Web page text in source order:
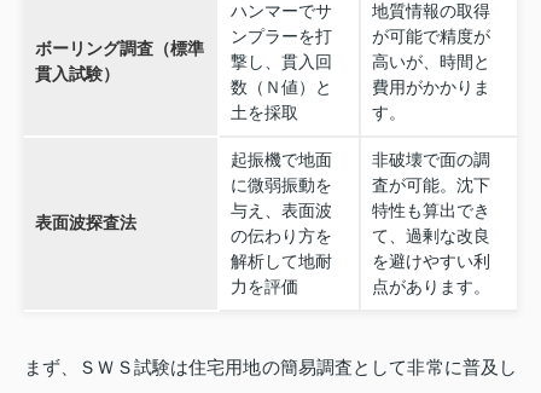
ボーリング調査（標準
貫入試験）
ハンマーでサ
ンプラーを打
撃し、貫入回
数（Ｎ値）と
土を採取
地質情報の取得
が可能で精度が
高いが、時間と
費用がかかりま
す。
表面波探査法
起振機で地面
に微弱振動を
与え、表面波
の伝わり方を
解析して地耐
力を評価
非破壊で面の調
査が可能。沈下
特性も算出でき
て、過剰な改良
を避けやすい利
点があります。
まず、ＳＷＳ試験は住宅用地の簡易調査として非常に普及し